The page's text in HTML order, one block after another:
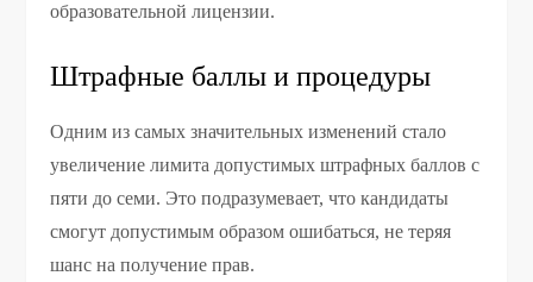
образовательной лицензии.
Штрафные баллы и процедуры
Одним из самых значительных изменений стало
увеличение лимита допустимых штрафных баллов с
пяти до семи. Это подразумевает, что кандидаты
смогут допустимым образом ошибаться, не теряя
шанс на получение прав.